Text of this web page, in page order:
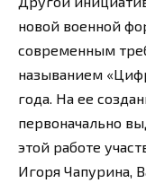
новой военной
современным
называнием
года. На ее
первоначально
этой работе
Игоря Чапурина,